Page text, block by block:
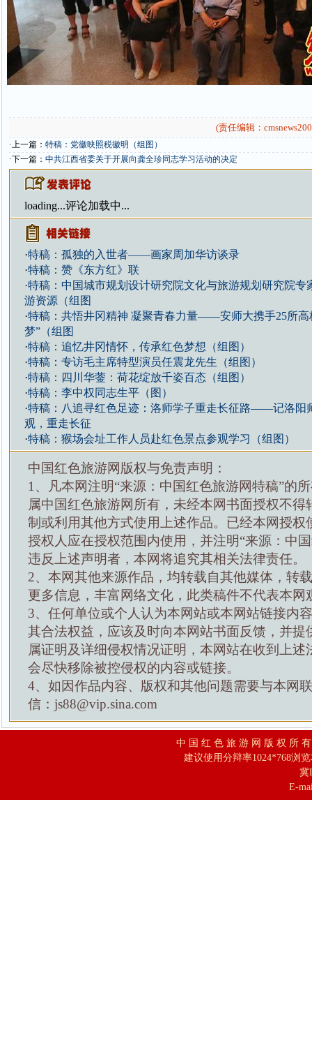
(责任编辑：
·上一篇： 特稿：党徽映照税徽明（组图）
·下一篇： 中共江西省委关于开展向龚全珍同志学习活动的决定
loading...评论加载中...
·特稿：孤独的入世者——画家周加华访谈录
·特稿：赞《东方红》联
·特稿：中国城市规划设计研究院文化与旅游规划研究院专
游资源（组图
·特稿：共悟井冈精神 凝聚青春力量——安师大携手25所高
梦”（组图
·特稿：追忆井冈情怀，传承红色梦想（组图）
·特稿：专访毛主席特型演员任震龙先生（组图）
·特稿：四川华蓥：荷花绽放千姿百态（组图）
·特稿：李中权同志生平（图）
·特稿：八追寻红色足迹：洛师学子重走长征路——记洛阳
观，重走长征
·特稿：猴场会址工作人员赴红色景点参观学习（组图）
中国红色旅游网版权与免责声明：
1、凡本网注明“来源：中国红色旅游网特稿”的
属中国红色旅游网所有，未经本网书面授权不得
制或利用其他方式使用上述作品。已经本网授权
授权人应在授权范围内使用，并注明“来源：中
违反上述声明者，本网将追究其相关法律责任。
2、本网其他来源作品，均转载自其他媒体，转
更多信息，丰富网络文化，此类稿件不代表本网
3、任何单位或个人认为本网站或本网站链接内
其合法权益，应该及时向本网站书面反馈，并提
属证明及详细侵权情况证明，本网站在收到上述
会尽快移除被控侵权的内容或链接。
4、如因作品内容、版权和其他问题需要与本网
信：js88@vip.sina.com
中 国 红 色 旅 游 网 版 权 所
建议使用分辩率1024*768浏
冀
E-